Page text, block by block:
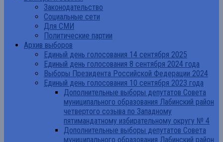
Законодательство
Социальные сети
Для СМИ
Политические партии
Архив выборов
Единый день голосования 14 сентября 2025
Единый день голосования 8 сентября 2024 года
Выборы Президента Российской Федерации 2024
Единый день голосования 10 сентября 2023 года
Дополнительные выборы депутатов Совета
муниципального образования Лабинский район
четвертого созыва по Западному
пятимандатному избирательному округу № 4
Дополнительные выборы депутатов Совета
муниципального образования Лабинский район